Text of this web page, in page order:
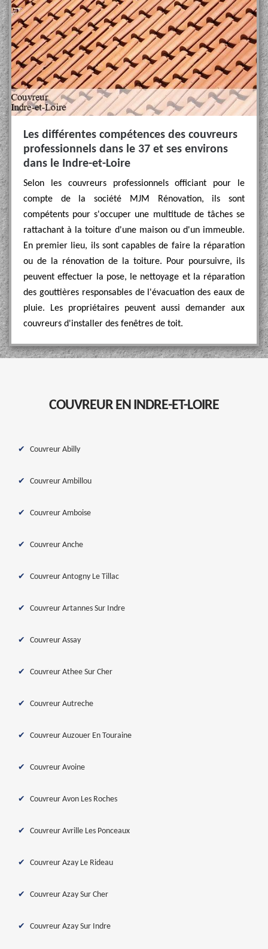
Les différentes compétences des couvreurs
professionnels dans le 37 et ses environs
dans le Indre-et-Loire
Selon les couvreurs professionnels officiant pour le
compte de la société MJM Rénovation, ils sont
compétents pour s'occuper une multitude de tâches se
rattachant à la toiture d'une maison ou d'un immeuble.
En premier lieu, ils sont capables de faire la réparation
ou de la rénovation de la toiture. Pour poursuivre, ils
peuvent effectuer la pose, le nettoyage et la réparation
des gouttières responsables de l'évacuation des eaux de
pluie. Les propriétaires peuvent aussi demander aux
couvreurs d'installer des fenêtres de toit.
COUVREUR EN INDRE-ET-LOIRE
Couvreur Abilly
Couvreur Ambillou
Couvreur Amboise
Couvreur Anche
Couvreur Antogny Le Tillac
Couvreur Artannes Sur Indre
Couvreur Assay
Couvreur Athee Sur Cher
Couvreur Autreche
Couvreur Auzouer En Touraine
Couvreur Avoine
Couvreur Avon Les Roches
Couvreur Avrille Les Ponceaux
Couvreur Azay Le Rideau
Couvreur Azay Sur Cher
Couvreur Azay Sur Indre